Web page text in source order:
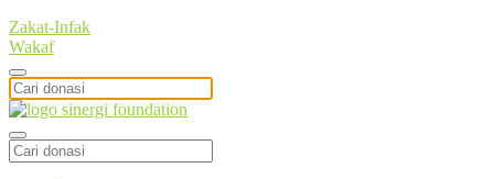
Zakat-Infak
Wakaf